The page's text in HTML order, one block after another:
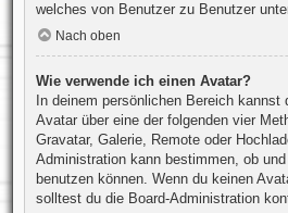
welches von Benutzer zu Benutzer
Nach oben
Wie verwende ich einen Avatar?
In deinem persönlichen Bereich kannst
Avatar über eine der folgenden vier
Gravatar, Galerie, Remote oder
Administration kann bestimmen, ob
benutzen können. Wenn du keinen
solltest du die Board-Administration